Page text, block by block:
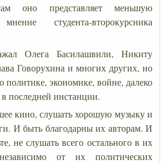
оно представляет меньшую
студента-второкурсника
Олега Басилашвили, Никиту
Говорухина и многих других, но
политике, экономике, войне, далеко
последней инстанции.
кино, слушать хорошую музыку и
И быть благодарны их авторам. И
не слушать всего остального в их
от их политических